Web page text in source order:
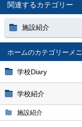
ホーム
学校Diary
学校紹介
施設紹介
関連するカテゴリー
施設紹介